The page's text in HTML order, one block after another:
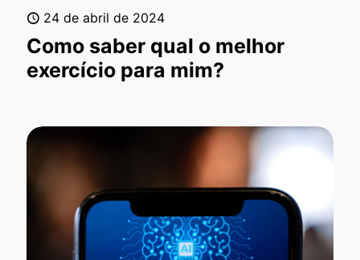
24 de abril de 2024
Como saber qual o melhor
exercício para mim?